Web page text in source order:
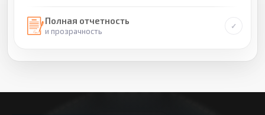
Полная отчетность
и прозрачность